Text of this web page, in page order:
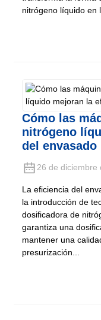
nitrógeno líquido en
Cómo las
nitrógeno
del envasado
26 de diciembre
La eficiencia del
la introducción de
dosificadora de
garantiza una
mantener una
presurización...